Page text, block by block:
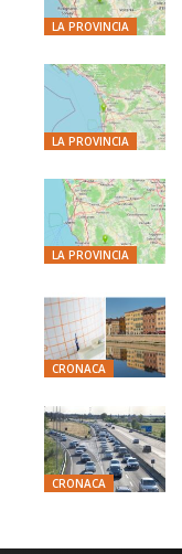
LA PROVINCIA
LA PROVINCIA
LA PROVINCIA
CRONACA
CRONACA